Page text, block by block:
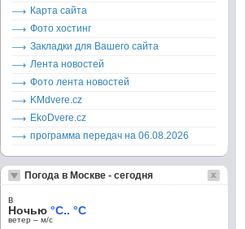
Карта сайта
Фото хостинг
Закладки для Вашего сайта
Лента новостей
Фото лента новостей
KMdvere.cz
EkoDvere.cz
программа передач на 06.08.2026
Погода в Москве - сегодня
в
Ночью °C.. °C
ветер – м/c